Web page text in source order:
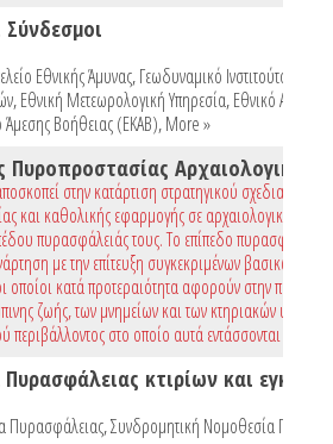
Σύνδεσμοι
Εθνικής Άμυνας,Γεωδυναμικό Ινστιτούτο
,Εθνική Μετεωρολογική Υπηρεσία,Εθνικό
Άμεσης Βοήθειας (ΕΚΑΒ),More »
στην κατάρτιση στρατηγικού σχεδιασμού
και καθολικής εφαρμογής σε αρχαιολογικούς
πυρασφάλειάς τους. Το επίπεδο πυρασφάλειας
με την επίτευξη συγκεκριμένων βασικών και
οποίοι κατά προτεραιότητα αφορούν στην
ζωής, των μνημείων και των κτηριακών
στο οποίο αυτά εντάσσονται
Πυρασφάλειας,Συνδρομητική Νομοθεσία